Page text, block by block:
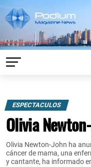
ESPECTACULOS
Olivia
Olivia Newton-John ha
cáncer de mama, una
y cantante, ha informado